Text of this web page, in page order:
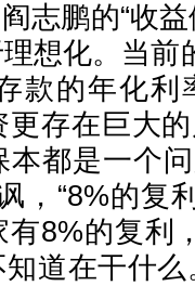
志鹏的“收
想化。当前
款的年化利
存在巨大
都是一个
，“8%的复
8%的复利
道在干什么